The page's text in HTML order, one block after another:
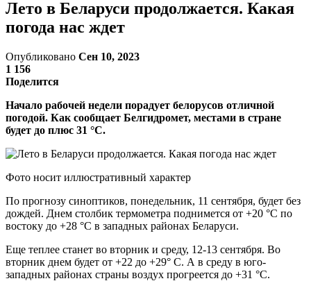
Лето в Беларуси продолжается. Какая
погода нас ждет
Опубликовано Сен 10, 2023
1 156
Поделится
Начало рабочей недели порадует белорусов отличной
погодой. Как сообщает Белгидромет, местами в стране
будет до плюс 31 °C.
Фото носит иллюстративный характер
По прогнозу синоптиков, понедельник, 11 сентября, будет без
дождей. Днем столбик термометра поднимется от +20 °С по
востоку до +28 °С в западных районах Беларуси.
Еще теплее станет во вторник и среду, 12-13 сентября. Во
вторник днем будет от +22 до +29° С. А в среду в юго-
западных районах страны воздух прогреется до +31 °С.